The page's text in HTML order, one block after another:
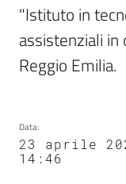
"Istituto in
assistenziali in
Reggio Emilia.
Data:
23 aprile
14:46